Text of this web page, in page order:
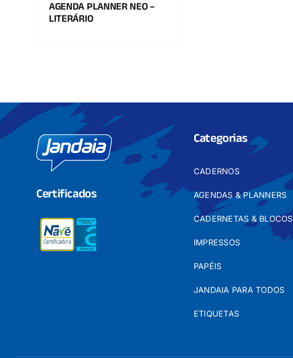
AGENDA PLANNER NEO –
LITERÁRIO
Certificados
Categorias
CADERNOS
AGENDAS & PLANNERS
CADERNETAS & BLOCOS
IMPRESSOS
PAPÉIS
JANDAIA PARA TODOS
ETIQUETAS